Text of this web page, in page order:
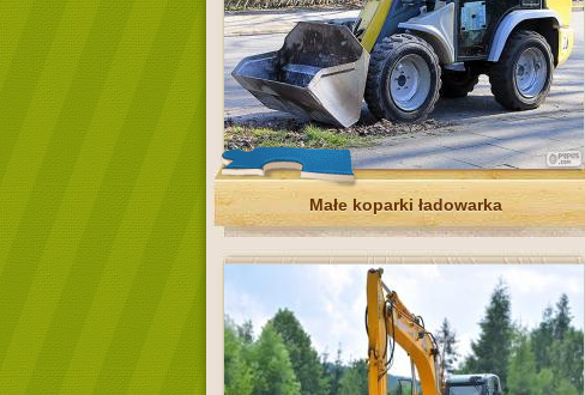
Małe koparki ładowarka